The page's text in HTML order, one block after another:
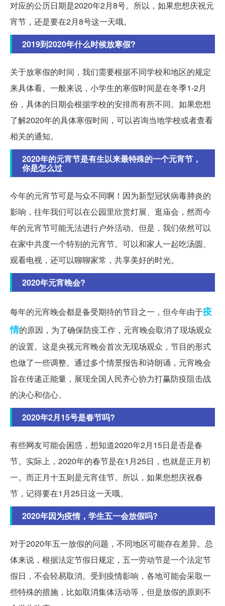
对应的公历日期是2020年2月8号。所以，如果您想庆祝元
宵节，还是要在2月8号这一天哦。
2019到2020年什么时候放寒假?
关于放寒假的时间，我们需要根据不同学校和地区的规定
来具体看。一般来说，小学生的寒假时间是在冬季1-2月
份，具体的日期会根据学校的安排而有所不同。如果您想
了解2020年的具体寒假时间，可以咨询当地学校或者查看
相关的通知。
2020年的元宵节是有生以来最特殊的一个元宵节，
你是怎么过
今年的元宵节可是与众不同啊！因为新型冠状病毒肺炎的
影响，往年我们可以在公园里欣赏灯展、逛庙会，然而今
年的元宵节可能无法进行户外活动。但是，我们依然可以
在家中共度一个特别的元宵节。可以和家人一起吃汤圆、
观看电视，还可以聊聊家常，共享美好的时光。
2020年元宵晚会?
每年的元宵晚会都是备受期待的节目之一，但今年由于疫
情的原因，为了确保防疫工作，元宵晚会取消了现场观众
的设置。这是央视元宵晚会首次无现场观众，节目的形式
也做了一些调整。通过多个情景报告和诗朗诵，元宵晚会
旨在传递正能量，展现全国人民齐心协力打赢防疫阻击战
的决心和信心。
2020年2月15号是春节吗?
有些网友可能会困惑，想知道2020年2月15日是否是春
节。实际上，2020年的春节是在1月25日，也就是正月初
一。而正月十五则是元宵佳节。所以，如果您想庆祝春
节，记得要在1月25日这一天哦。
2020年因为疫情，学生五一会放假吗?
对于2020年五一放假的问题，不同地区可能存在差异。总
体来说，根据法定节假日规定，五一劳动节是一个法定节
假日，不会轻易取消。受到疫情影响，各地可能会采取一
些特殊的措施，比如取消集体活动等，但是放假的原则不